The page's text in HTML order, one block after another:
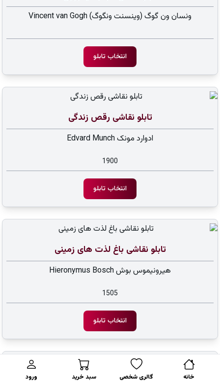
خانه گالری شخصی سبد خرید ورود
ونسان ون گوگ (وینسنت ونگوگ) Vincent van Gogh
انتخاب تابلو
تابلو نقاشی رقص زندگی
ادوارد مونک Edvard Munch
1900
انتخاب تابلو
تابلو نقاشی باغ لذت های زمینی
هیرونیموس بوش Hieronymus Bosch
1505
انتخاب تابلو
تابلو نقاشی کلاس رقص